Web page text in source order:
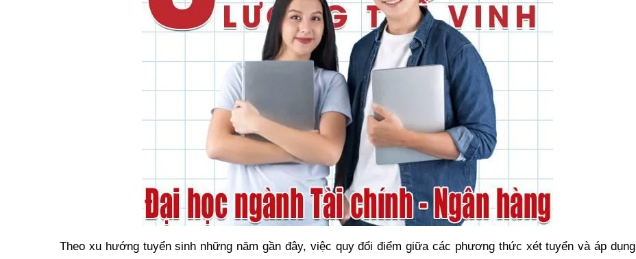
Theo xu hướng tuyển sinh những năm gần đây, việc quy đổi điểm giữa các phương thức xét tuyển và áp dụng